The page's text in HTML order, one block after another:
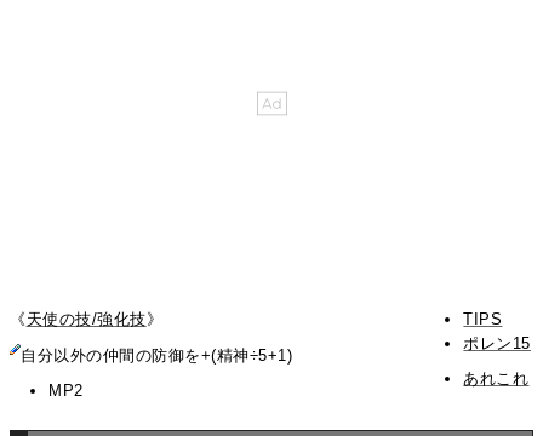
《 天使の技/強化技》
自分以外の仲間の防御を+(精神÷5+1)
MP2
TIPS
ポレン15
あれこれ